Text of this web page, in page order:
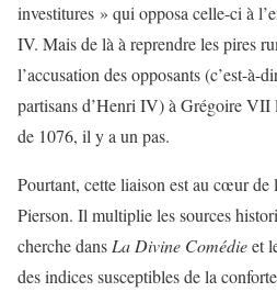
investitures » qui opposa celle-ci à
IV. Mais de là à reprendre les pires
l’accusation des opposants (c’est-à-
partisans d’Henri IV) à Grégoire VII
de 1076, il y a un pas.
Pourtant, cette liaison est au cœur
Pierson. Il multiplie les sources
cherche dansLa Divine Comédieet
des indices susceptibles de la